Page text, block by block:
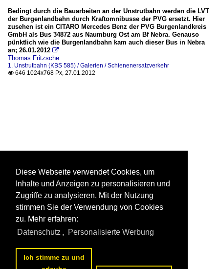
Bedingt durch die Bauarbeiten an der Unstrutbahn werden die LVT
der Burgenlandbahn durch Kraftomnibusse der PVG ersetzt. Hier
zusehen ist ein CITARO Mercedes Benz der PVG Burgenlandkreis
GmbH als Bus 34872 aus Naumburg Ost am Bf Nebra. Genauso
pünktlich wie die Burgenlandbahn kam auch dieser Bus in Nebra
an; 26.01.2012 
Thomas Fritzsche
1. Unstrutbahn (KBS 585) / Galerien / Schienenersatzverkehr
 646 1024x768 Px, 27.01.2012
Diese Webseite verwendet Cookies, um
Inhalte und Anzeigen zu personalisieren und
Zugriffe zu analysieren. Mit der Nutzung
stimmen Sie der Verwendung von Cookies
zu. Mehr erfahren:
Datenschutz , Personalisierte Werbung
Ich stimme zu und